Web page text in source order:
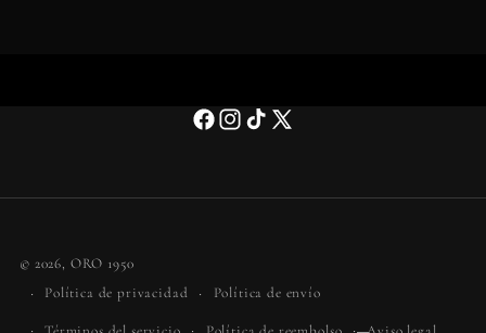
Facebook
Instagram
TikTok
X
© 2026, ORO 1950
Política de privacidad
Política de envío